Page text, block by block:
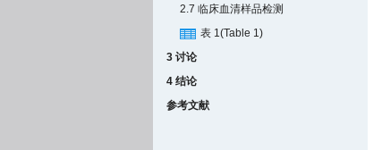
2.7 临床血清样品检测
表 1(Table 1)
3 讨论
4 结论
参考文献